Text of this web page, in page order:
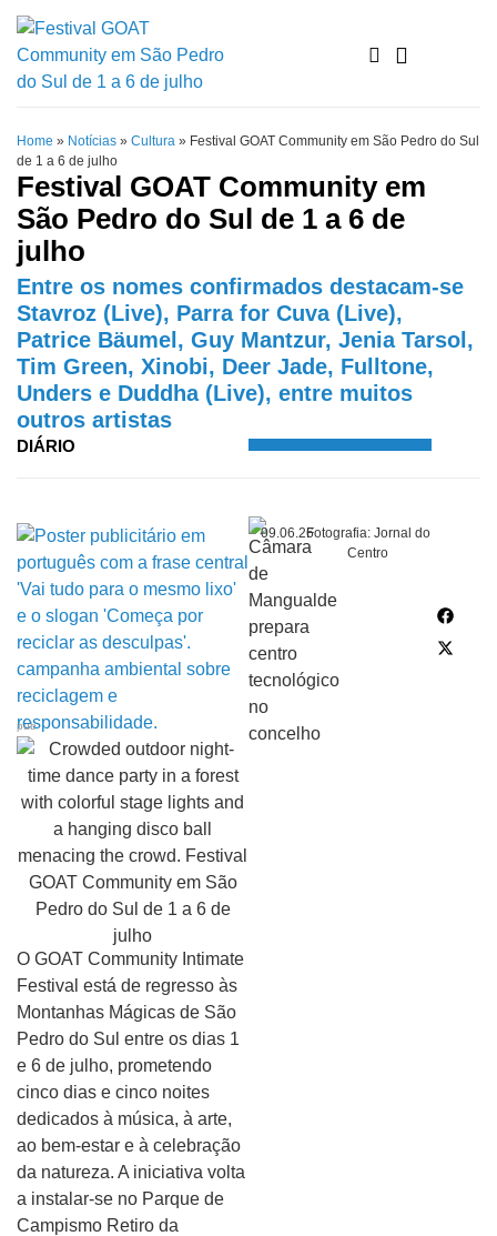
Home » Notícias » Cultura » Festival GOAT Community em São Pedro do Sul
de 1 a 6 de julho
Festival GOAT Community em
São Pedro do Sul de 1 a 6 de
julho
Entre os nomes confirmados destacam-se
Stavroz (Live), Parra for Cuva (Live),
Patrice Bäumel, Guy Mantzur, Jenia Tarsol,
Tim Green, Xinobi, Deer Jade, Fulltone,
Unders e Duddha (Live), entre muitos
outros artistas
DIÁRIO
09.06.26Fotografia: Jornal do
Centro
pub
O GOAT Community Intimate
Festival está de regresso às
Montanhas Mágicas de São
Pedro do Sul entre os dias 1
e 6 de julho, prometendo
cinco dias e cinco noites
dedicados à música, à arte,
ao bem-estar e à celebração
da natureza. A iniciativa volta
a instalar-se no Parque de
Campismo Retiro da